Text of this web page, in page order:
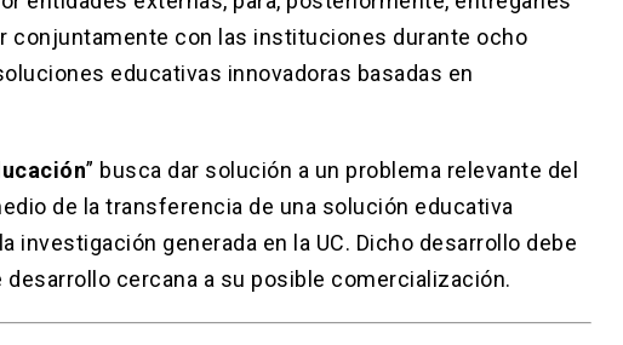
conjuntamente con las instituciones durante ocho
educativas innovadoras basadas en
” busca dar solución a un problema relevante del
de la transferencia de una solución educativa
investigación generada en la UC. Dicho desarrollo debe
cercana a su posible comercialización.